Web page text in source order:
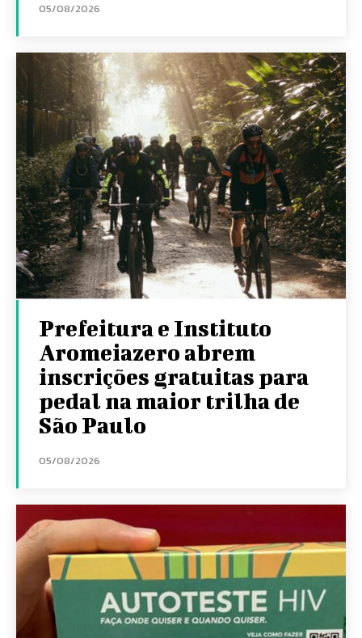
05/08/2026
Prefeitura e Instituto
Aromeiazero abrem
inscrições gratuitas para
pedal na maior trilha de
São Paulo
05/08/2026